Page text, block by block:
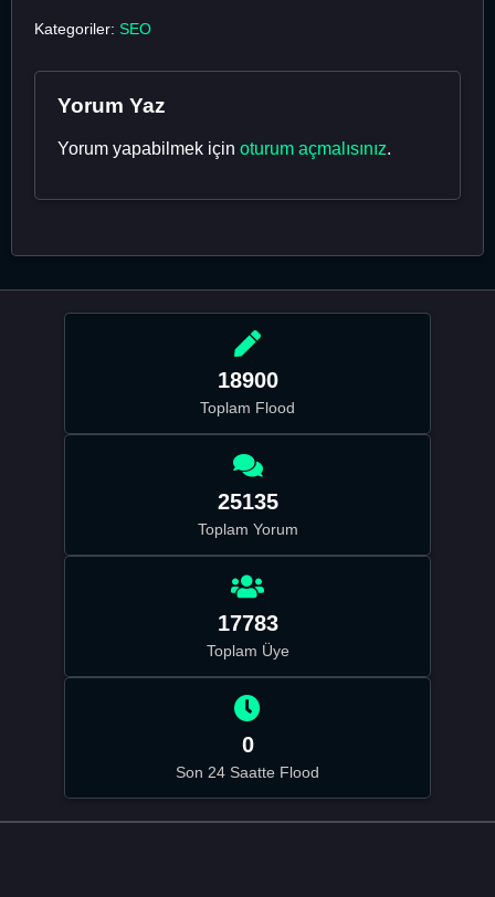
Kategoriler: SEO
Yorum Yaz
Yorum yapabilmek için oturum açmalısınız.
18900
Toplam Flood
25135
Toplam Yorum
17783
Toplam Üye
0
Son 24 Saatte Flood